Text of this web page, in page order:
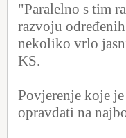
"Paralelno s tim
razvoju
nekoliko vrlo
KS.
Povjerenje koje
opravdati na